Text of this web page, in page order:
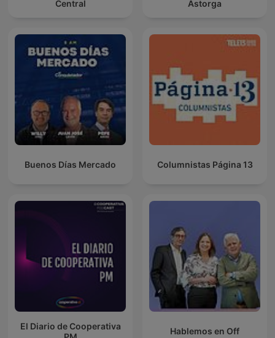
Central
Astorga
Buenos Días Mercado Columnistas Página 13
El Diario de Cooperativa
Hablemos en Off